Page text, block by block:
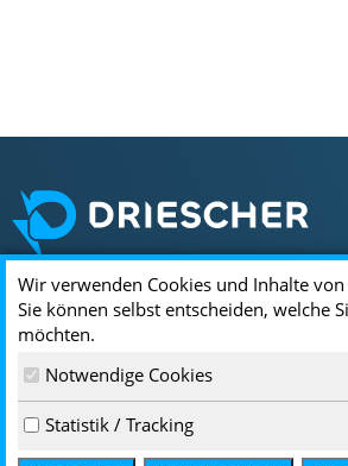
Standorte & Kontakt
DRIESCHER
Driescherstr. 3
85368 Moosburg
infoservice@driescher.de
Wir verwenden Cookies und Inhalte
Sie können selbst entscheiden, welche
möchten.
Notwendige Cookies
Statistik / Tracking